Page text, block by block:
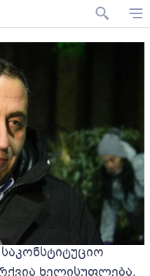
ხელისუფლება,